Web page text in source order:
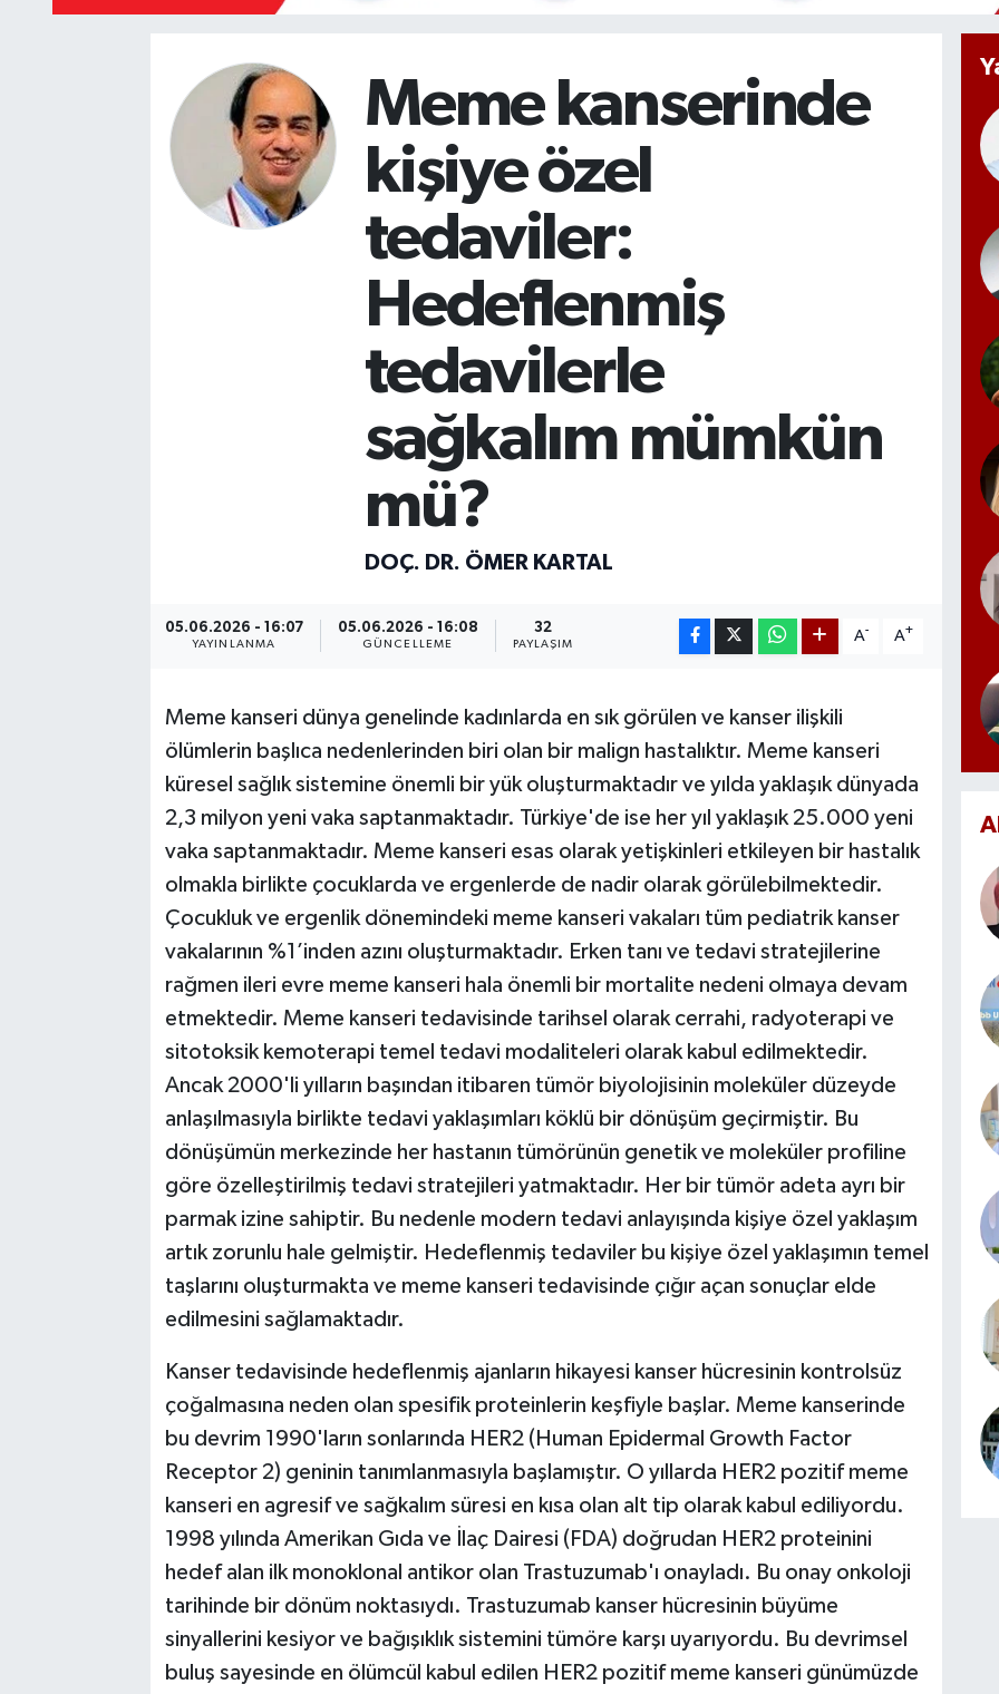
Meme kanserinde
kişiye özel
tedaviler:
Hedeflenmiş
tedavilerle
sağkalım mümkün
mü?
DOÇ. DR. ÖMER KARTAL
05.06.2026 - 16:07
YAYINLANMA
05.06.2026 - 16:08
GÜNCELLEME
32
PAYLAŞIM
A- A+
Meme kanseri dünya genelinde kadınlarda en sık görülen ve kanser ilişkili
ölümlerin başlıca nedenlerinden biri olan bir malign hastalıktır. Meme kanseri
küresel sağlık sistemine önemli bir yük oluşturmaktadır ve yılda yaklaşık dünyada
2,3 milyon yeni vaka saptanmaktadır. Türkiye'de ise her yıl yaklaşık 25.000 yeni
vaka saptanmaktadır. Meme kanseri esas olarak yetişkinleri etkileyen bir hastalık
olmakla birlikte çocuklarda ve ergenlerde de nadir olarak görülebilmektedir.
Çocukluk ve ergenlik dönemindeki meme kanseri vakaları tüm pediatrik kanser
vakalarının %1’inden azını oluşturmaktadır. Erken tanı ve tedavi stratejilerine
rağmen ileri evre meme kanseri hala önemli bir mortalite nedeni olmaya devam
etmektedir. Meme kanseri tedavisinde tarihsel olarak cerrahi, radyoterapi ve
sitotoksik kemoterapi temel tedavi modaliteleri olarak kabul edilmektedir.
Ancak 2000'li yılların başından itibaren tümör biyolojisinin moleküler düzeyde
anlaşılmasıyla birlikte tedavi yaklaşımları köklü bir dönüşüm geçirmiştir. Bu
dönüşümün merkezinde her hastanın tümörünün genetik ve moleküler profiline
göre özelleştirilmiş tedavi stratejileri yatmaktadır. Her bir tümör adeta ayrı bir
parmak izine sahiptir. Bu nedenle modern tedavi anlayışında kişiye özel yaklaşım
artık zorunlu hale gelmiştir. Hedeflenmiş tedaviler bu kişiye özel yaklaşımın temel
taşlarını oluşturmakta ve meme kanseri tedavisinde çığır açan sonuçlar elde
edilmesini sağlamaktadır.
Kanser tedavisinde hedeflenmiş ajanların hikayesi kanser hücresinin kontrolsüz
çoğalmasına neden olan spesifik proteinlerin keşfiyle başlar. Meme kanserinde
bu devrim 1990'ların sonlarında HER2 (Human Epidermal Growth Factor
Receptor 2) geninin tanımlanmasıyla başlamıştır. O yıllarda HER2 pozitif meme
kanseri en agresif ve sağkalım süresi en kısa olan alt tip olarak kabul ediliyordu.
1998 yılında Amerikan Gıda ve İlaç Dairesi (FDA) doğrudan HER2 proteinini
hedef alan ilk monoklonal antikor olan Trastuzumab'ı onayladı. Bu onay onkoloji
tarihinde bir dönüm noktasıydı. Trastuzumab kanser hücresinin büyüme
sinyallerini kesiyor ve bağışıklık sistemini tümöre karşı uyarıyordu. Bu devrimsel
buluş sayesinde en ölümcül kabul edilen HER2 pozitif meme kanseri günümüzde